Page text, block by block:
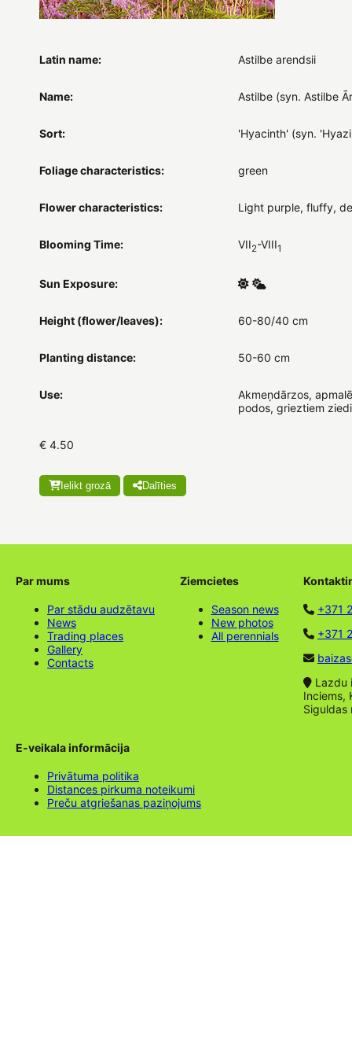
Latin name: Astilbe arendsii
Name: Astilbe (syn. Astilbe
Sort: 'Hyacinth' (syn.
Foliage characteristics: green
Flower characteristics: Light purple, fluffy,
Blooming Time: VII2-VIII1
Sun Exposure:
Height (flower/leaves): 60-80/40 cm
Planting distance: 50-60 cm
Use:
Akmeņdārzos,
podos, grieztiem
€ 4.50
Ielikt grozā Dalīties
Par mums
Par stādu audzētavu
News
Trading places
Gallery
Contacts
Ziemcietes
Season news
New photos
All perennials
+371
+371
Lazdu
Inciems,
Siguldas
E-veikala informācija
Privātuma politika
Distances pirkuma noteikumi
Preču atgriešanas paziņojums